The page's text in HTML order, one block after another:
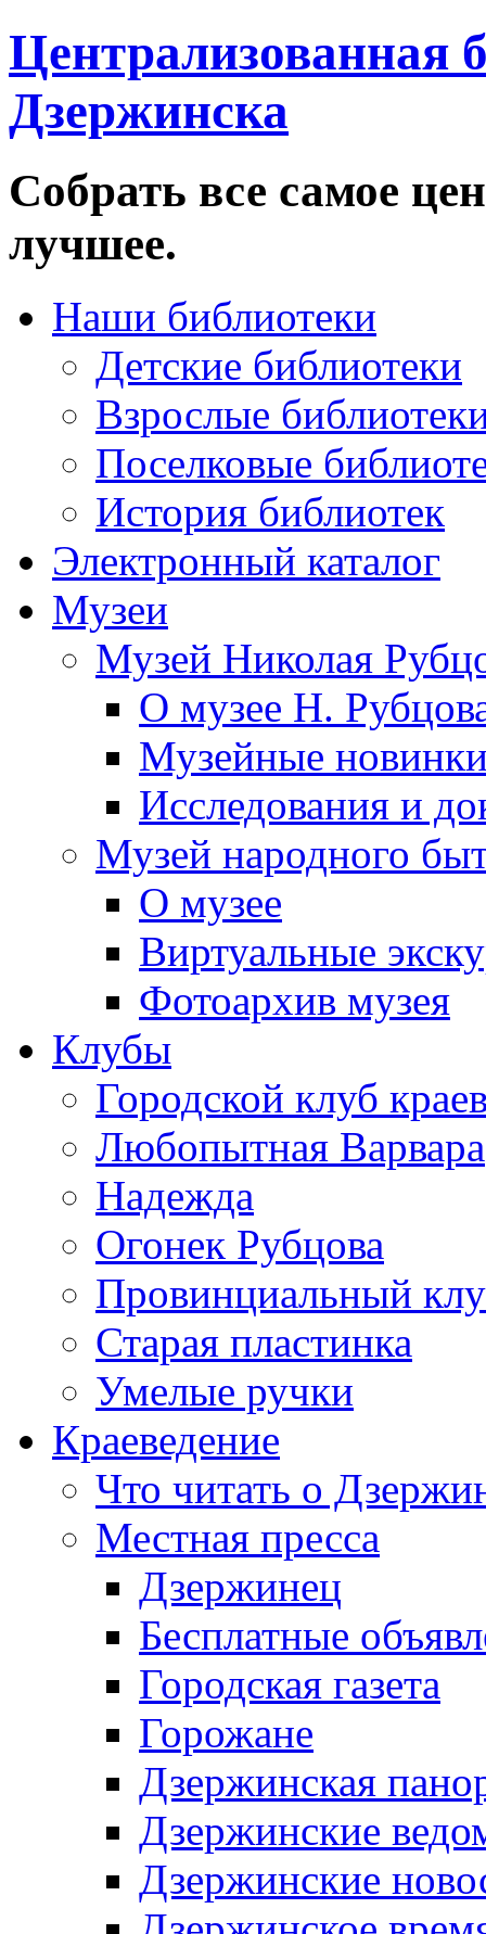
Централизованная
Дзержинска
Собрать все самое
лучшее.
Наши библиотеки
Детские библиотеки
Взрослые
Поселковые
История библиотек
Электронный каталог
Музеи
Музей Николая
О музее Н.
Музейные
Исследования и
Музей народного
О музее
Виртуальные
Фотоархив музея
Клубы
Городской клуб
Любопытная Варвара
Надежда
Огонек Рубцова
Провинциальный
Старая пластинка
Умелые ручки
Краеведение
Что читать о
Местная пресса
Дзержинец
Бесплатные
Городская газета
Горожане
Дзержинская
Дзержинские
Дзержинские